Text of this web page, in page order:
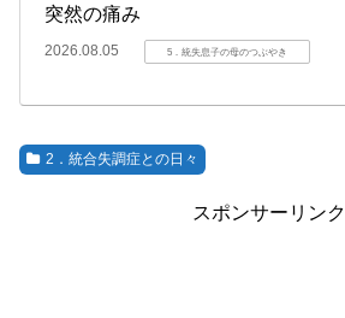
突然の痛み
2026.08.05 5．統失息子の母のつぶやき
2．統合失調症との日々
スポンサーリンク